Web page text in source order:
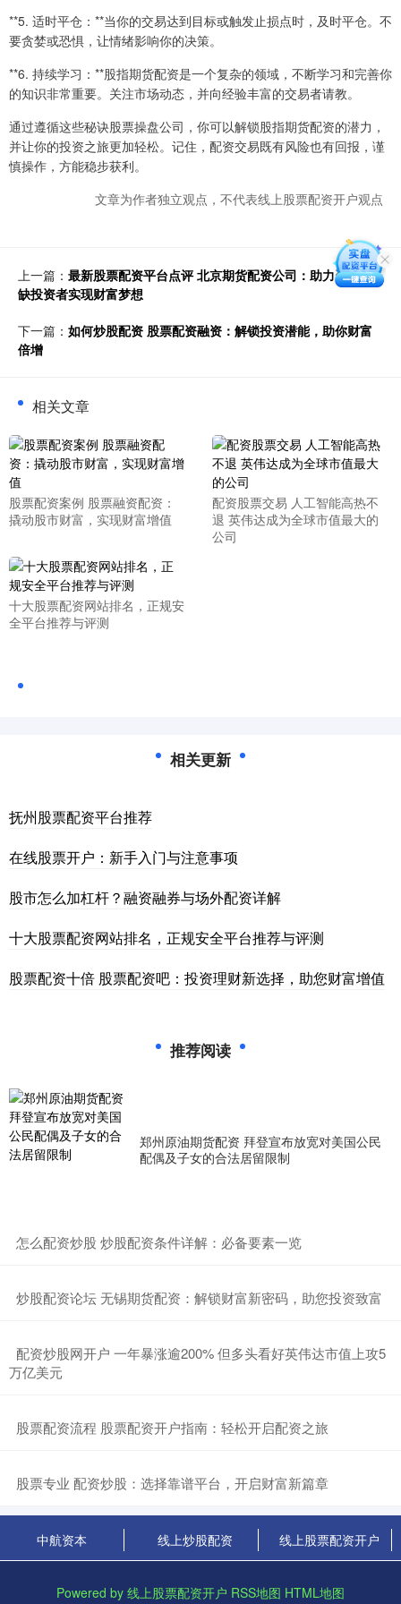
**5. 适时平仓：**当你的交易达到目标或触发止损点时，及时平仓。不
要贪婪或恐惧，让情绪影响你的决策。
**6. 持续学习：**股指期货配资是一个复杂的领域，不断学习和完善你
的知识非常重要。关注市场动态，并向经验丰富的交易者请教。
通过遵循这些秘诀股票操盘公司，你可以解锁股指期货配资的潜力，
并让你的投资之旅更加轻松。记住，配资交易既有风险也有回报，谨
慎操作，方能稳步获利。
文章为作者独立观点，不代表线上股票配资开户观点
上一篇： 最新股票配资平台点评 北京期货配资公司：助力资金短
缺投资者实现财富梦想
下一篇： 如何炒股配资 股票配资融资：解锁投资潜能，助你财富
倍增
相关文章
股票配资案例 股票融资配资：
撬动股市财富，实现财富增值
配资股票交易 人工智能高热不
退 英伟达成为全球市值最大的
公司
十大股票配资网站排名，正规安
全平台推荐与评测
相关更新
抚州股票配资平台推荐
在线股票开户：新手入门与注意事项
股市怎么加杠杆？融资融券与场外配资详解
十大股票配资网站排名，正规安全平台推荐与评测
股票配资十倍 股票配资吧：投资理财新选择，助您财富增值
推荐阅读
郑州原油期货配资 拜登宣布放宽对美国公民
配偶及子女的合法居留限制
​怎么配资炒股 炒股配资条件详解：必备要素一览
​炒股配资论坛 无锡期货配资：解锁财富新密码，助您投资致富
​配资炒股网开户 一年暴涨逾200% 但多头看好英伟达市值上攻5
万亿美元
​股票配资流程 股票配资开户指南：轻松开启配资之旅
​股票专业 配资炒股：选择靠谱平台，开启财富新篇章
中航资本 线上炒股配资 线上股票配资开户
Powered by 线上股票配资开户 RSS地图 HTML地图